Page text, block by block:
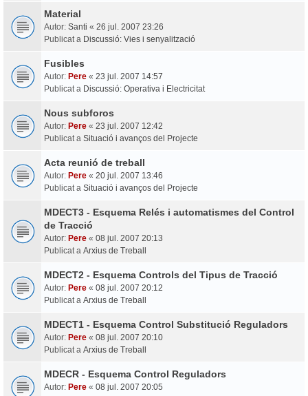
Material
Autor: Santi « 26 jul. 2007 23:26
Publicat a Discussió: Vies i senyalització
Fusibles
Autor: Pere « 23 jul. 2007 14:57
Publicat a Discussió: Operativa i Electricitat
Nous subforos
Autor: Pere « 23 jul. 2007 12:42
Publicat a Situació i avanços del Projecte
Acta reunió de treball
Autor: Pere « 20 jul. 2007 13:46
Publicat a Situació i avanços del Projecte
MDECT3 - Esquema Relés i automatismes del Control
de Tracció
Autor: Pere « 08 jul. 2007 20:13
Publicat a Arxius de Treball
MDECT2 - Esquema Controls del Tipus de Tracció
Autor: Pere « 08 jul. 2007 20:12
Publicat a Arxius de Treball
MDECT1 - Esquema Control Substitució Reguladors
Autor: Pere « 08 jul. 2007 20:10
Publicat a Arxius de Treball
MDECR - Esquema Control Reguladors
Autor: Pere « 08 jul. 2007 20:05